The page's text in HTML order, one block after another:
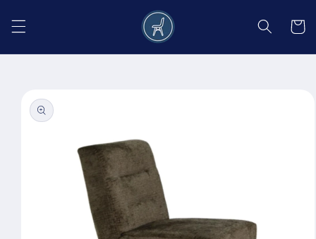
conținut
Coș
informațiile
despre
produs